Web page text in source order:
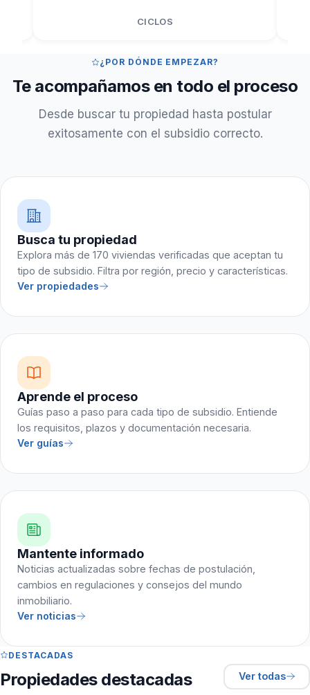
CONTIGO
¿POR DÓNDE EMPEZAR?
Te acompañamos en todo el proceso
Desde buscar tu propiedad hasta postular
exitosamente con el subsidio correcto.
Busca tu propiedad
Explora más de 170 viviendas verificadas que aceptan tu
tipo de subsidio. Filtra por región, precio y características.
Ver propiedades
Aprende el proceso
Guías paso a paso para cada tipo de subsidio. Entiende
los requisitos, plazos y documentación necesaria.
Ver guías
Mantente informado
Noticias actualizadas sobre fechas de postulación,
cambios en regulaciones y consejos del mundo
inmobiliario.
Ver noticias
DESTACADAS
Propiedades destacadas Ver todas